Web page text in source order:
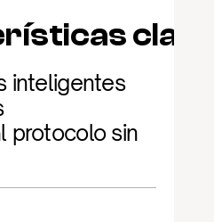
inteligentes
protocolo sin